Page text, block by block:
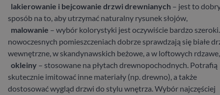
lakierowanie i bejcowanie drzwi drewnianych – jest to
sposób na to, aby utrzymać naturalny rysunek słojów,
malowanie – wybór kolorystyki jest oczywiście bardzo
nowoczesnych pomieszczeniach dobrze sprawdzają się białe
wewnętrzne, w skandynawskich beżowe, a w loftowych rdzawe,
okleiny – stosowane na płytach drewnopochodnych. Potrafią
skutecznie imitować inne materiały (np. drewno), a także
dostosować wygląd drzwi do stylu wnętrza. Wybór najczęściej